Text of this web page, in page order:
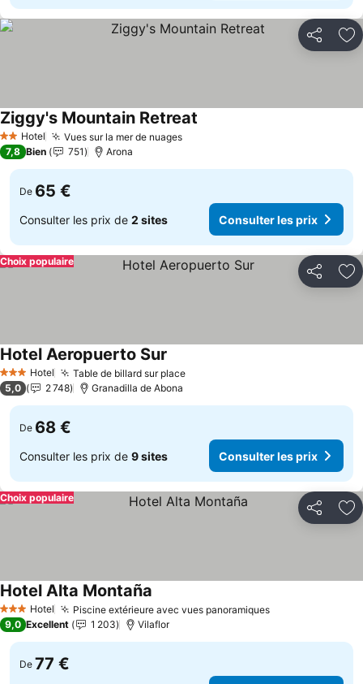
Partager
2 Étoiles
Hotel Vues sur la mer de nuages
Ziggy's Mountain Retreat
7,8 Bien 751 Arona
De 65 €
Consulter les prix de 2 sites Consulter les prix
Partager
Choix populaire
3 ÉtoilesHotel Table de billard sur place
Hotel Aeropuerto Sur
5,0 2 748 Granadilla de Abona
De 68 €
Consulter les prix de 9 sites Consulter les prix
Partager
Choix populaire
3 ÉtoilesHotel Piscine extérieure avec vues panoramiques
Hotel Alta Montaña
9,0 Excellent 1 203 Vilaflor
De 77 €